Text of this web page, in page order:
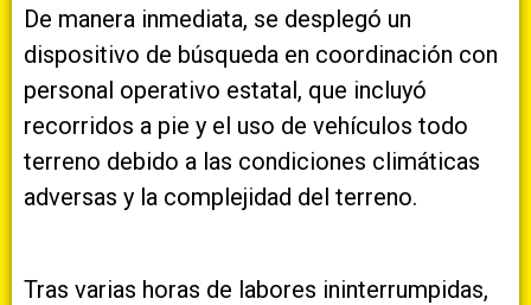
De manera inmediata, se desplegó un
dispositivo de búsqueda en coordinación con
personal operativo estatal, que incluyó
recorridos a pie y el uso de vehículos todo
terreno debido a las condiciones climáticas
adversas y la complejidad del terreno.
Tras varias horas de labores ininterrumpidas,